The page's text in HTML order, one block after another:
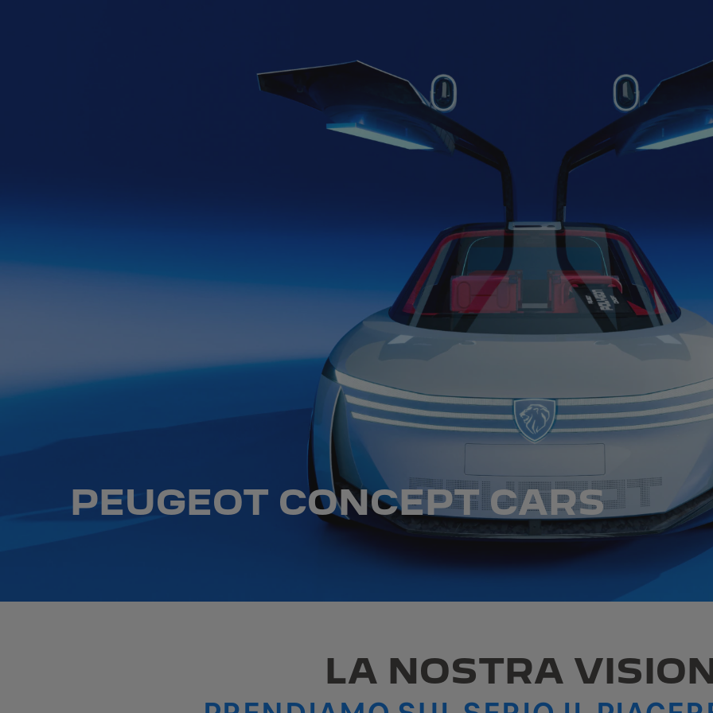
PEUGEOT CONCEPT CARS
LA NOSTRA